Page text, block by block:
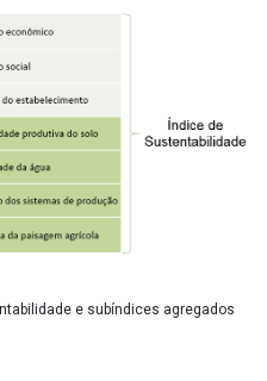
e subíndices agregados